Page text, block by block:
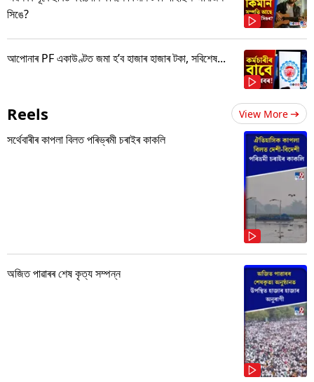
সিঙে?
আপোনাৰ PF একাউণ্টত জমা হ’ব হাজাৰ হাজাৰ টকা, সবিশেষ...
Reels View More
সৰ্থেবাৰীৰ কাপলা বিলত পৰিভ্ৰমী চৰাইৰ কাকলি
অজিত পাৱাৰৰ শেষ কৃত্য সম্পন্ন